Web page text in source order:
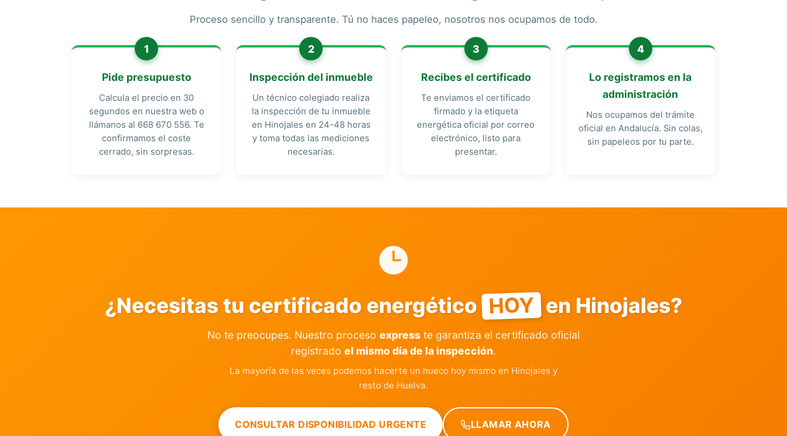
Proceso sencillo y transparente. Tú no haces papeleo, nosotros nos ocupamos de todo.
1
Pide presupuesto
Calcula el precio en 30
segundos en nuestra web o
llámanos al 668 670 556. Te
confirmamos el coste
cerrado, sin sorpresas.
2
Inspección del inmueble
Un técnico colegiado realiza
la inspección de tu inmueble
en Hinojales en 24-48 horas
y toma todas las mediciones
necesarias.
3
Recibes el certificado
Te enviamos el certificado
firmado y la etiqueta
energética oficial por correo
electrónico, listo para
presentar.
4
Lo registramos en la
administración
Nos ocupamos del trámite
oficial en Andalucía. Sin colas,
sin papeleos por tu parte.
¿Necesitas tu certificado energético HOY en Hinojales?
No te preocupes. Nuestro proceso express te garantiza el certificado oficial
registrado el mismo día de la inspección.
La mayoría de las veces podemos hacerte un hueco hoy mismo en Hinojales y
resto de Huelva.
CONSULTAR DISPONIBILIDAD URGENTE LLAMAR AHORA